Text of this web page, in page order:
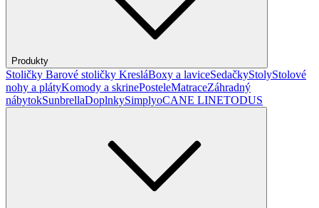
Produkty
Stoličky Barové stoličky KresláBoxy a laviceSedačkyStolyStolové
nohy a plátyKomody a skrinePosteleMatraceZáhradný
nábytokSunbrellaDoplnkySimplyoCANE LINETODUS